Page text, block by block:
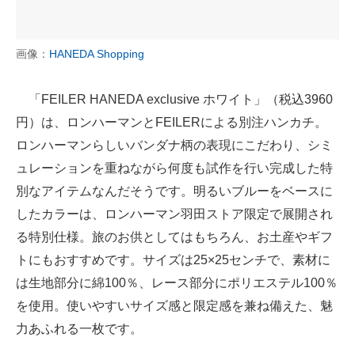
画像： HANEDA Shopping
「FEILER HANEDA exclusive ホワイト」（税込3960
円）は、ロンハーマンとFEILERによる別注ハンカチ。
ロンハーマンらしいバンダナ柄の表現にこだわり、シミ
ュレーションを重ねながら何度も試作を行い完成した特
別なアイテムなんだそうです。明るいブルーをベースに
したカラーは、ロンハーマン羽田ストア限定で展開され
る特別仕様。旅のお供としてはもちろん、お土産やギフ
トにもおすすめです。サイズは25×25センチで、素材に
は生地部分に綿100％、レース部分にポリエステル100％
を使用。使いやすいサイズ感と限定感を兼ね備えた、魅
力あふれる一枚です。